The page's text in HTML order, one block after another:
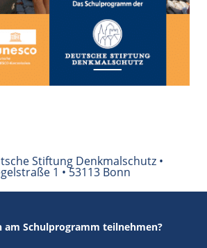
Stiftung Denkmalschutz •
1 • 53113 Bonn
am Schulprogramm teilnehmen?